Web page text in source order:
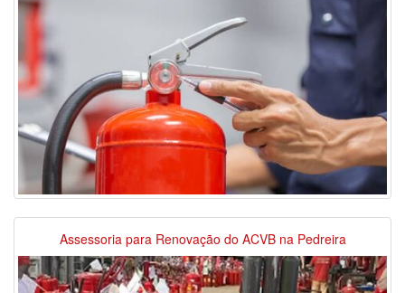
Assessoria para Renovação do ACVB na Pedreira